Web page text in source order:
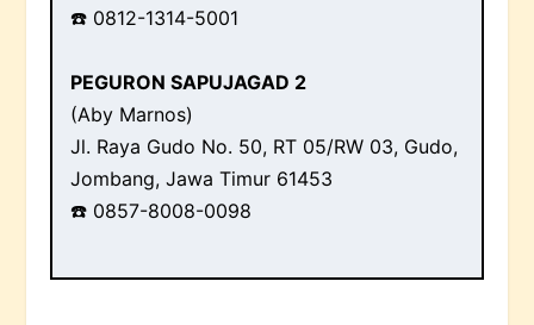
☎️ 0812-1314-5001
PEGURON SAPUJAGAD 2
(Aby Marnos)
Jl. Raya Gudo No. 50, RT 05/RW 03, Gudo,
Jombang, Jawa Timur 61453
☎️ 0857-8008-0098